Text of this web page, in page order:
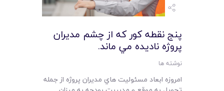
پنج نقطه کور که از چشم مديران
پروژه ناديده مي ماند.
نوشته ها
امروزه ابعاد مسئوليت هاي مديران پروژه از جمله